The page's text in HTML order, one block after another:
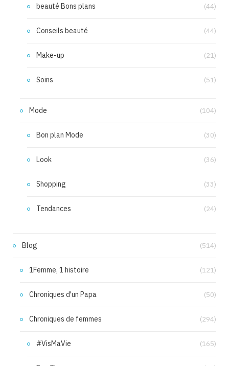
beauté Bons plans (44)
Conseils beauté (44)
Make-up (21)
Soins (51)
Mode (104)
Bon plan Mode (30)
Look (36)
Shopping (33)
Tendances (24)
Blog (514)
1Femme, 1 histoire (121)
Chroniques d'un Papa (50)
Chroniques de femmes (294)
#VisMaVie (165)